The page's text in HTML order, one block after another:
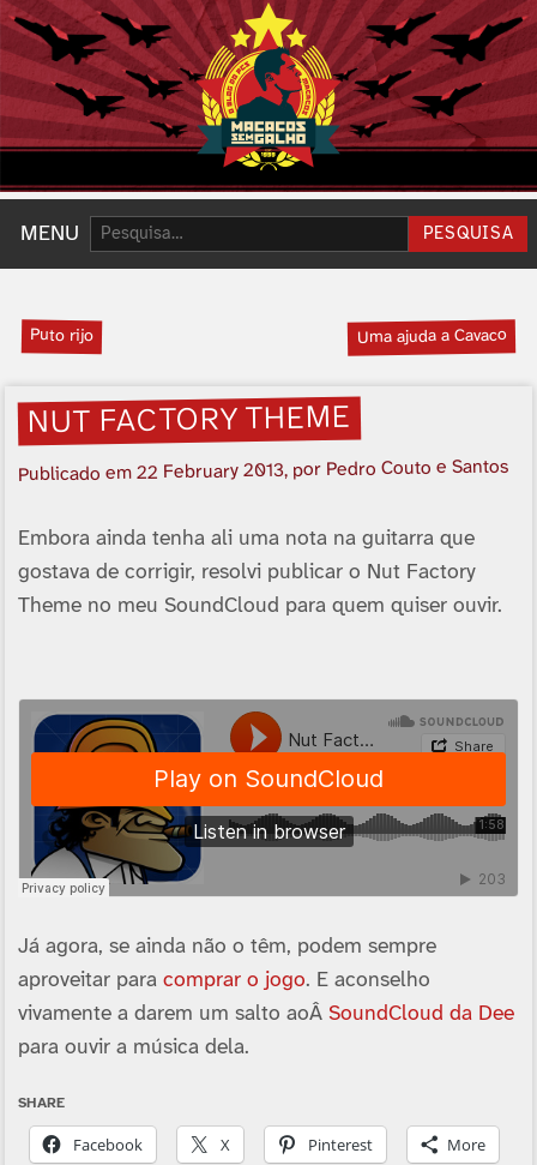
MENU Pesquisar: PESQUISA
Puto rijo Uma ajuda a Cavaco
NUT FACTORY THEME
Publicado em22 February 2013, por Pedro Couto e Santos
Embora ainda tenha ali uma nota na guitarra que
gostava de corrigir, resolvi publicar o Nut Factory
Theme no meu SoundCloud para quem quiser ouvir.
Já agora, se ainda não o têm, podem sempre
aproveitar para comprar o jogo. E aconselho
vivamente a darem um salto aoÂ SoundCloud da Dee
para ouvir a música dela.
SHARE
Facebook X Pinterest More